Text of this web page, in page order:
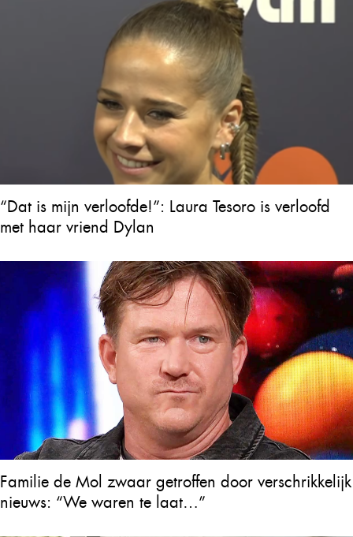
“Dat is mijn verloofde!”: Laura Tesoro is verloofd
met haar vriend Dylan
Familie de Mol zwaar getroffen door verschrikkelijk
nieuws: “We waren te laat…”